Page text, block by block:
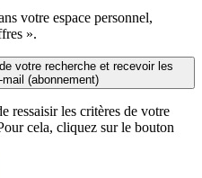
votre espace personnel,
».
votre recherche et recevoir les
(abonnement)
ressaisir les critères de votre
cela, cliquez sur le bouton